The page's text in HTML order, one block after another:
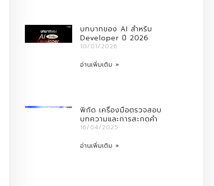
บทบาทของ AI สำหรับ
Developer ปี 2026
10/01/2026
อ่านเพิ่มเติม »
พิกัด เครื่องมือตรวจสอบ
บทความและการสะกดคำ
16/04/2025
อ่านเพิ่มเติม »